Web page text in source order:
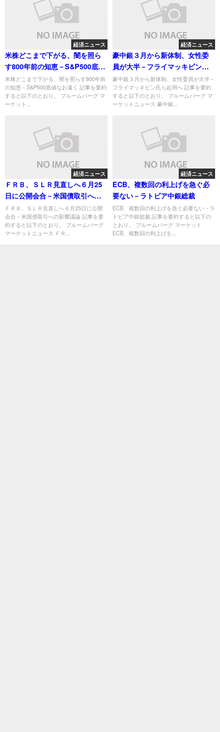
経済ニュース
米株どこまで下がる、闇を照ら
す800年前の知恵－S&P500底値
なお遠く
米株どこまで下がる、闇を照らす800年前
の知恵－S&P500底値なお遠く 記事を要約
すると以下のとおり。 ブルームバーグ マ
ーケット...
経済ニュース
豪中銀３月から新体制、女性委
員が大半－フライマッキビン氏
ら起用へ
豪中銀３月から新体制、女性委員が大半－
フライマッキビン氏ら起用へ 記事を要約
すると以下のとおり。 ブルームバーグ マ
ーケットニュース 豪中銀...
経済ニュース
ＦＲＢ、ＳＬＲ見直しへ６月25
日に公開会合－米国債取引への
影響議論
ＦＲＢ、ＳＬＲ見直しへ６月25日に公開
会合－米国債取引への影響議論 記事を要
約すると以下のとおり。 ブルームバーグ
マーケットニュース ＦＲ...
経済ニュース
ECB、複数回の利上げを急ぐ必
要ない－ラトビア中銀総裁
ECB、複数回の利上げを急ぐ必要ない－ラ
トビア中銀総裁 記事を要約すると以下の
とおり。 ブルームバーグ マーケット
ECB、複数回の利上げを...